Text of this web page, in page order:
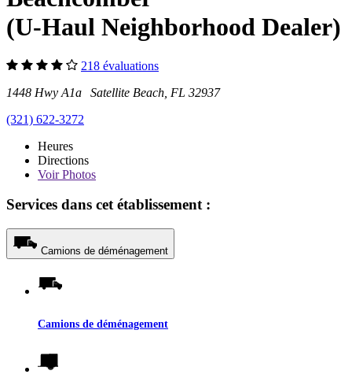
(U-Haul Neighborhood Dealer)
218 évaluations
1448 Hwy A1a Satellite Beach, FL 32937
(321) 622-3272
Heures
Directions
VoirPhotos
Services dans cet établissement :
Camions de déménagement
Camions de déménagement